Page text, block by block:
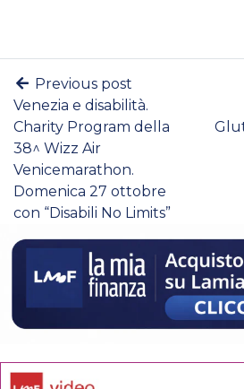
Previous post
Venezia e disabilità.
Charity Program della
38^ Wizz Air
Venicemarathon.
Domenica 27 ottobre
con “Disabili No Limits”